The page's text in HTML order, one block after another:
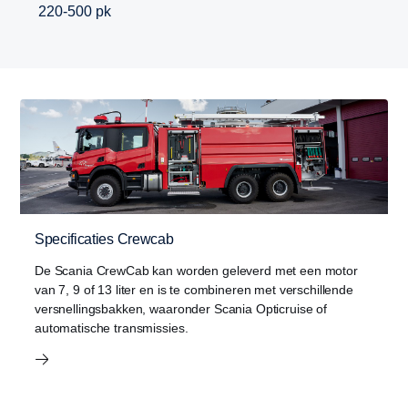
220-500 pk
Specificaties Crewcab
De Scania CrewCab kan worden geleverd met een motor
van 7, 9 of 13 liter en is te combineren met verschillende
versnellingsbakken, waaronder Scania Opticruise of
automatische transmissies.